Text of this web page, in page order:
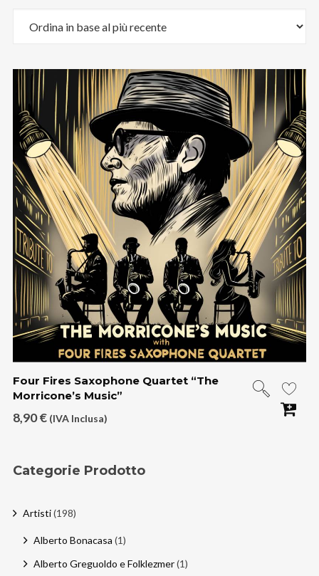
Email:
Cellulare:
335 6835448
Seguici sui nostri Social
Four Fires Saxophone Quartet “The
Morricone’s Music”
8,90€ (IVA Inclusa)
Categorie Prodotto
Artisti(198)
Alberto Bonacasa (1)
Alberto Greguoldo e Folklezmer(1)